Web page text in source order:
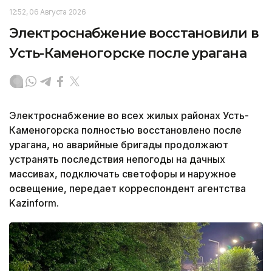
12:52, 06 Августа 2026
Электроснабжение восстановили в
Усть-Каменогорске после урагана
Электроснабжение во всех жилых районах Усть-
Каменогорска полностью восстановлено после
урагана, но аварийные бригады продолжают
устранять последствия непогоды на дачных
массивах, подключать светофоры и наружное
освещение, передает корреспондент агентства
Kazinform.